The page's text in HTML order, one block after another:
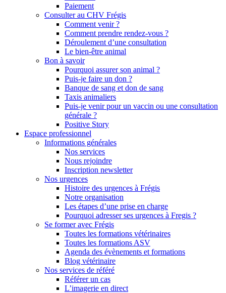
Paiement
Consulter au CHV Frégis
Comment venir ?
Comment prendre rendez-vous ?
Déroulement d’une consultation
Le bien-être animal
Bon à savoir
Pourquoi assurer son animal ?
Puis-je faire un don ?
Banque de sang et don de sang
Taxis animaliers
Puis-je venir pour un vaccin ou une consultation
générale ?
Positive Story
Espace professionnel
Informations générales
Nos services
Nous rejoindre
Inscription newsletter
Nos urgences
Histoire des urgences à Frégis
Notre organisation
Les étapes d’une prise en charge
Pourquoi adresser ses urgences à Fregis ?
Se former avec Frégis
Toutes les formations vétérinaires
Toutes les formations ASV
Agenda des évènements et formations
Blog vétérinaire
Nos services de référé
Référer un cas
L’imagerie en direct